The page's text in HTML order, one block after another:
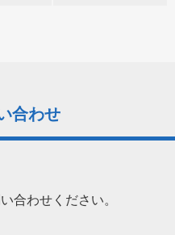
合わせ
合わせください。